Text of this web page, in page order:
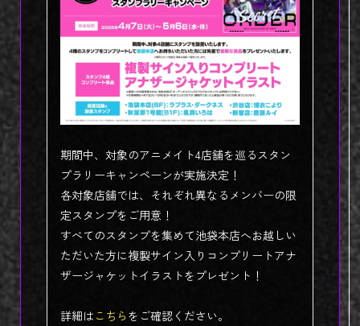
期間中、対象のアニメイト4店舗を巡るスタン
プラリーキャンペーンが実施決定！
各対象店舗では、それぞれ異なるメンバーの限
定スタンプをご用意！
すべてのスタンプを集めて池袋本店へお越しい
ただいた方に複製サイン入りコンプリートアナ
ザージャケットイラストをプレゼント！
詳細は こちら をご確認ください。